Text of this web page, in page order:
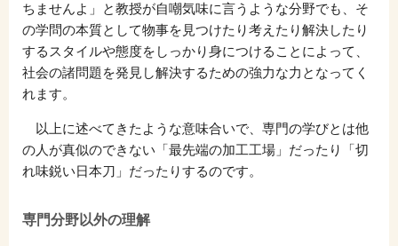
ちませんよ」と教授が自嘲気味に言うような分野でも、そ
の学問の本質として物事を見つけたり考えたり解決したり
するスタイルや態度をしっかり身につけることによって、
社会の諸問題を発見し解決するための強力な力となってく
れます。
以上に述べてきたような意味合いで、専門の学びとは他
の人が真似のできない「最先端の加工工場」だったり「切
れ味鋭い日本刀」だったりするのです。
専門分野以外の理解